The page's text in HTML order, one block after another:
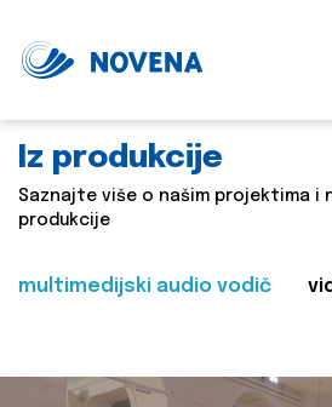
Iz produkcije
Saznajte više o našim projektima i
produkcije
multimedijski audio vodič